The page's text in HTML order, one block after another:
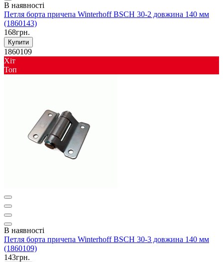
В наявності
Петля борта причепа Winterhoff BSCH 30-2 довжина 140 мм
(1860143)
168грн.
Купити
1860109
Хіт
Toп
В наявності
Петля борта причепа Winterhoff BSCH 30-3 довжина 140 мм
(1860109)
143грн.